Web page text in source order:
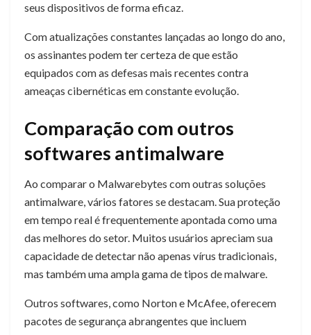
seus dispositivos de forma eficaz.
Com atualizações constantes lançadas ao longo do ano,
os assinantes podem ter certeza de que estão
equipados com as defesas mais recentes contra
ameaças cibernéticas em constante evolução.
Comparação com outros
softwares antimalware
Ao comparar o Malwarebytes com outras soluções
antimalware, vários fatores se destacam. Sua proteção
em tempo real é frequentemente apontada como uma
das melhores do setor. Muitos usuários apreciam sua
capacidade de detectar não apenas vírus tradicionais,
mas também uma ampla gama de tipos de malware.
Outros softwares, como Norton e McAfee, oferecem
pacotes de segurança abrangentes que incluem